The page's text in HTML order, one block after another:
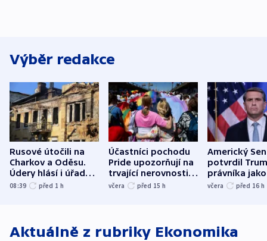
Výběr redakce
Rusové útočili na
Charkov a Oděsu.
Údery hlásí i úřady v
Bělgorodu
08:39 před 1 h
Účastníci pochodu
Pride upozorňují na
trvající nerovnosti i
společenskou
včera před 15 h
Americký
potvrdil
právníka jako
ministra
včera před 16 h
Aktuálně z rubriky Ekonomika